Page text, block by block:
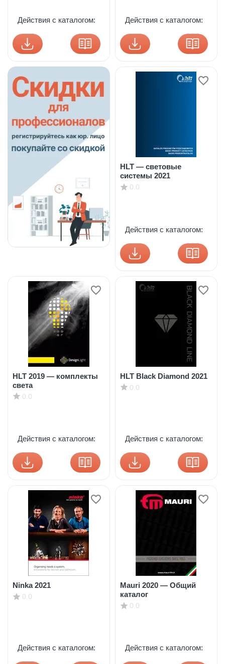
Действия с каталогом: Действия с каталогом:
HLT — световые
системы 2021
0.0
Действия с каталогом:
HLT 2019 — комплекты
света
0.0
Действия с каталогом:
HLT Black Diamond 2021
0.0
Действия с каталогом:
Ninka 2021
0.0
Действия с каталогом:
Mauri 2020 — Общий
каталог
0.0
Действия с каталогом: